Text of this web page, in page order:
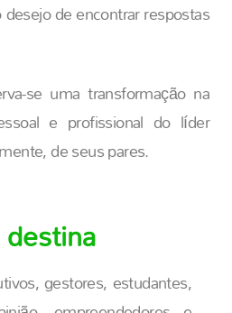
de encontrar respostas
se uma transformação na
e profissional do líder
de seus pares.
gestores, estudantes,